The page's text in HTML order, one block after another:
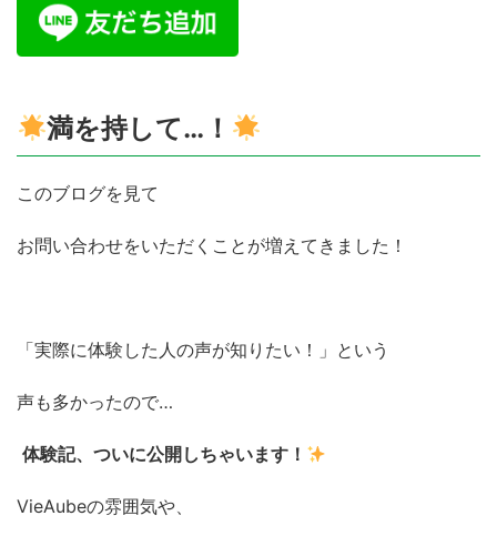
満を持して…！
このブログを見て
お問い合わせをいただくことが増えてきました！
「実際に体験した人の声が知りたい！」という
声も多かったので…
体験記、ついに公開しちゃいます！
VieAubeの雰囲気や、